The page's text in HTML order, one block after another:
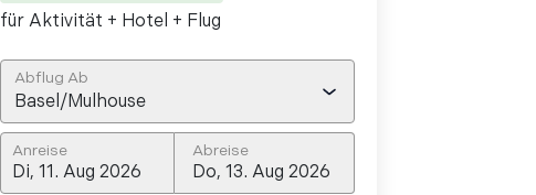
für Aktivität + Hotel + Flug
Abflug Ab
Basel/Mulhouse
Anreise Abreise